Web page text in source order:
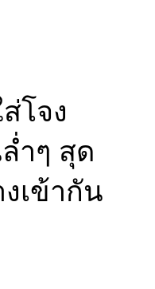
โจง
ำๆ สุด
เข้ากัน